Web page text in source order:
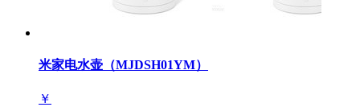
米家电水壶（MJDSH01YM）
￥